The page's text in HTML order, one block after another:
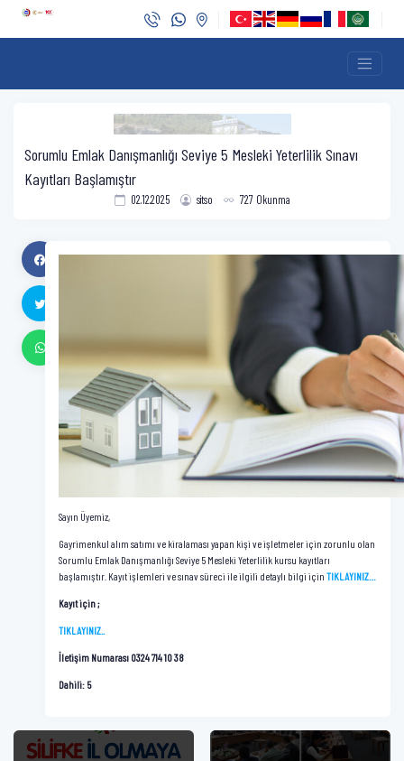
Sorumlu Emlak Danışmanlığı Seviye 5 Mesleki Yeterlilik Sınavı
Kayıtları Başlamıştır
02.12.2025 sitso 727 Okunma
Sayın Üyemiz,
Gayrimenkul alım satımı ve kiralaması yapan kişi ve işletmeler için zorunlu olan
Sorumlu Emlak Danışmanlığı Seviye 5 Mesleki Yeterlilik kursu kayıtları
başlamıştır. Kayıt işlemleri ve sınav süreci ile ilgili detaylı bilgi için TIKLAYINIZ…
Kayıt için ;
TIKLAYINIZ..
İletişim Numarası 0324 714 10 38
Dahili: 5